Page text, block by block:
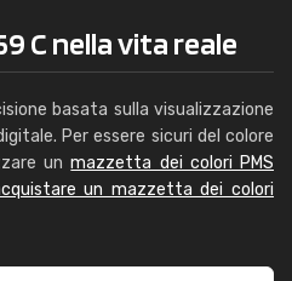
C nella vita reale
basata sulla visualizzazione
Per essere sicuri del colore
unmazzetta dei colori PMS
un mazzetta dei colori